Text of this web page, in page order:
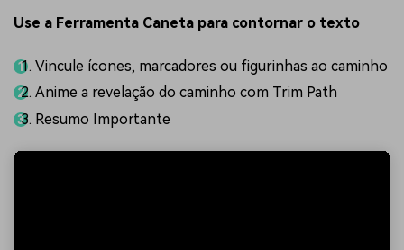
Use a Ferramenta Caneta para contornar o texto
Vincule ícones, marcadores ou figurinhas ao caminho
Anime a revelação do caminho com Trim Path
Resumo Importante